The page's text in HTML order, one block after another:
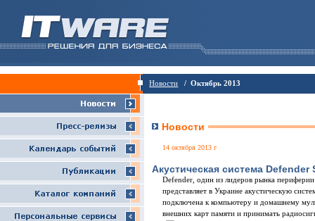
Новости / Октябрь 2013
Новости
14 октября 2013 г
Акустическая система
Defender, один из лидеров рынка
представляет в Украине акустическую
подключена к компьютеру и домашнему
внешних карт памяти и принимать